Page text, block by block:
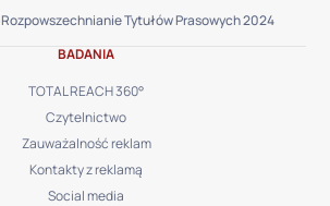
Rozpowszechnianie Tytułów Prasowych 2024
BADANIA
TOTAL REACH 360°
Czytelnictwo
Zauważalność reklam
Kontakty z reklamą
Social media